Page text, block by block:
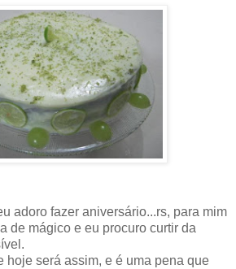
adoro fazer aniversário...rs, para mim
de mágico e eu procuro curtir da
hoje será assim, e é uma pena que